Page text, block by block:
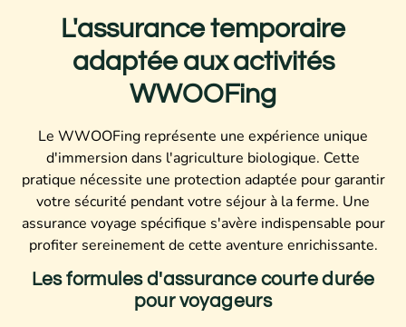
L'assurance temporaire
adaptée aux activités
WWOOFing
Le WWOOFing représente une expérience unique
d'immersion dans l'agriculture biologique. Cette
pratique nécessite une protection adaptée pour garantir
votre sécurité pendant votre séjour à la ferme. Une
assurance voyage spécifique s'avère indispensable pour
profiter sereinement de cette aventure enrichissante.
Les formules d'assurance courte durée
pour voyageurs